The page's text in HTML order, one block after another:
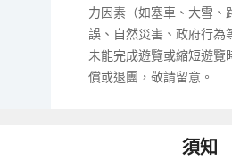
力因素（如塞車、大雪、
誤、自然災害、政府行為
未能完成遊覽或縮短遊覽
償或退團，敬請留意。
須知